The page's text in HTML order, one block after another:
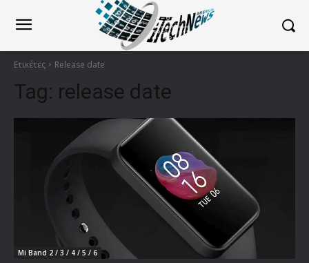
Ετικέτες Release date
Tag: release date
Mi Band 2 / 3 / 4 / 5 / 6